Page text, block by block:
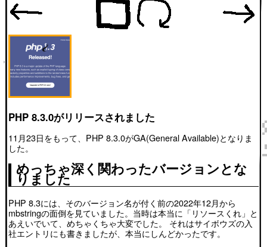
PHP 8.3.0がリリースされました
11月23日をもって、PHP 8.3.0がGA(General Available)となりま
した。
めっちゃ深く関わったバージョンとな
りました
PHP 8.3には、そのバージョン名が付く前の2022年12月から
mbstringの面倒を見ていました。当時は本当に「リソースくれ」と
あえいでいて、めちゃくちゃ大変でした。 それはサイボウズの入
社エントリにも書きましたが、本当にしんどかったです。